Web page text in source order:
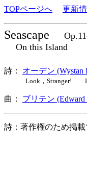
TOPページへ 更新
Seascape
On this Island
詩： オーデン (Wystan
Look，Stranger!
曲： ブリテン (Edward
詩：著作権のため掲